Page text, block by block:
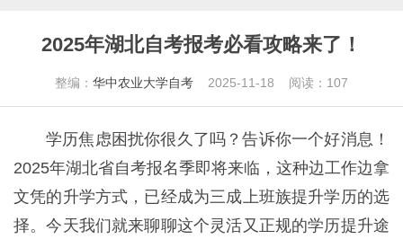
2025年湖北自考报考必看攻略来了！
整编： 华中农业大学自考 2025-11-18 阅读：107
学历焦虑困扰你很久了吗？告诉你一个好消息！
2025年湖北省自考报名季即将来临，这种边工作边拿
文凭的升学方式，已经成为三成上班族提升学历的选
择。今天我们就来聊聊这个灵活又正规的学历提升途